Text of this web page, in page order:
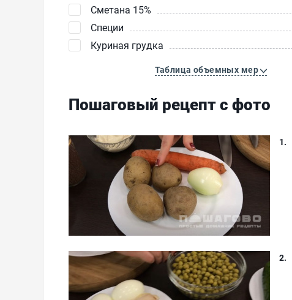
Сметана 15%
Специи
Куриная грудка
Таблица объемных мер
Пошаговый рецепт с фото